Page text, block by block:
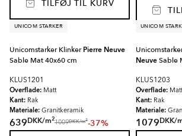
TILFØJ TIL KURV
UNICOM STARKER
Unicomstarker KlinkerPierre Neuve
Sable Mat 40x60 cm
KLUS1201
Overflade: Matt
Kant: Rak
Materiale: Granitkeramik
639DKK/m2
1009DKK/m2-37%
UNICOM
NeuveSable
KLUS1203
Overflade: Matt
Kant: Rak
Materiale:
1079DKK/